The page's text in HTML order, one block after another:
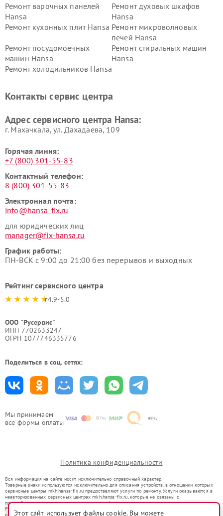
Мы принимаем
все формы оплаты
Ремонт варочных панелей
Hansa
Ремонт духовых шкафов
Hansa
Ремонт кухонных плит Hansa Ремонт микроволновых
печей Hansa
Ремонт посудомоечных
машин Hansa
Ремонт стиральных машин
Hansa
Ремонт холодильников Hansa
Контакты сервис центра
Адрес сервисного центра Hansa:
г. Махачкала, ул. Дахадаева, 109
Горячая линия:
+7 (800) 301-55-83
Контактный телефон:
8 (800) 301-55-83
Электронная почта:
info@hansa-fix.ru
для юридических лиц
manager@fix-hansa.ru
График работы:
ПН-ВСК с 9:00 до 21:00 без перерывов и выходных
Рейтинг сервисного центра
4.9-5.0
ООО "Русервис"
ИНН 7702633247
ОГРН 1077746335776
Поделиться в соц. сетях:
Политика конфиденциальности
Вся информация на сайте носит исключительно справочный характер.
Товарные знаки используются исключительно для описания устройств, в отношении которых
сервисные центры mkh.hansa-fix.ru предоставляют услуги по ремонту. Услуги оказываются в
неавторизованных сервисных центрах mkh.hansa-fix.ru, которые не связаны с
правообладателями товарных знаков или их официальными представителями.
Ремонт осуществляется для устройств, уже введенных в гражданский оборот в соответствии
со статьей 1487 ГК РФ.
Этот сайт использует файлы cookie. Вы можете